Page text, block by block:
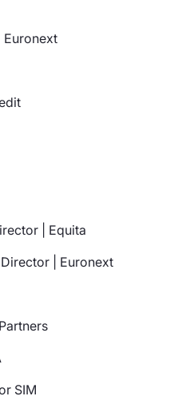
Euronext
| Equita
| Euronext
SIM